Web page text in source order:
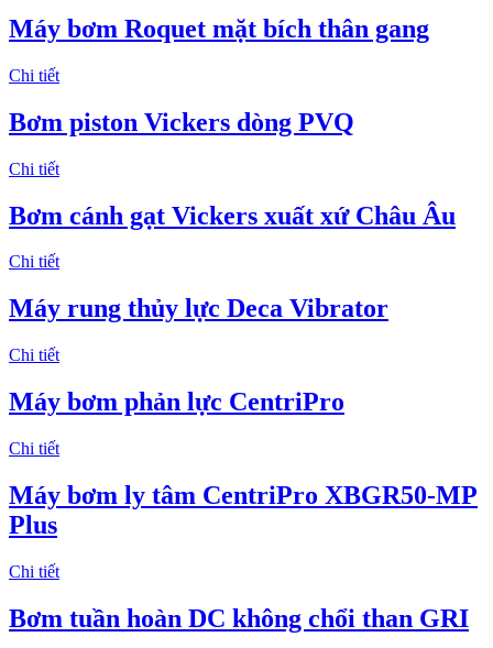
Máy bơm Roquet mặt bích thân gang
Chi tiết
Bơm piston Vickers dòng PVQ
Chi tiết
Bơm cánh gạt Vickers xuất xứ Châu Âu
Chi tiết
Máy rung thủy lực Deca Vibrator
Chi tiết
Máy bơm phản lực CentriPro
Chi tiết
Máy bơm ly tâm CentriPro XBGR50-MP
Plus
Chi tiết
Bơm tuần hoàn DC không chổi than GRI